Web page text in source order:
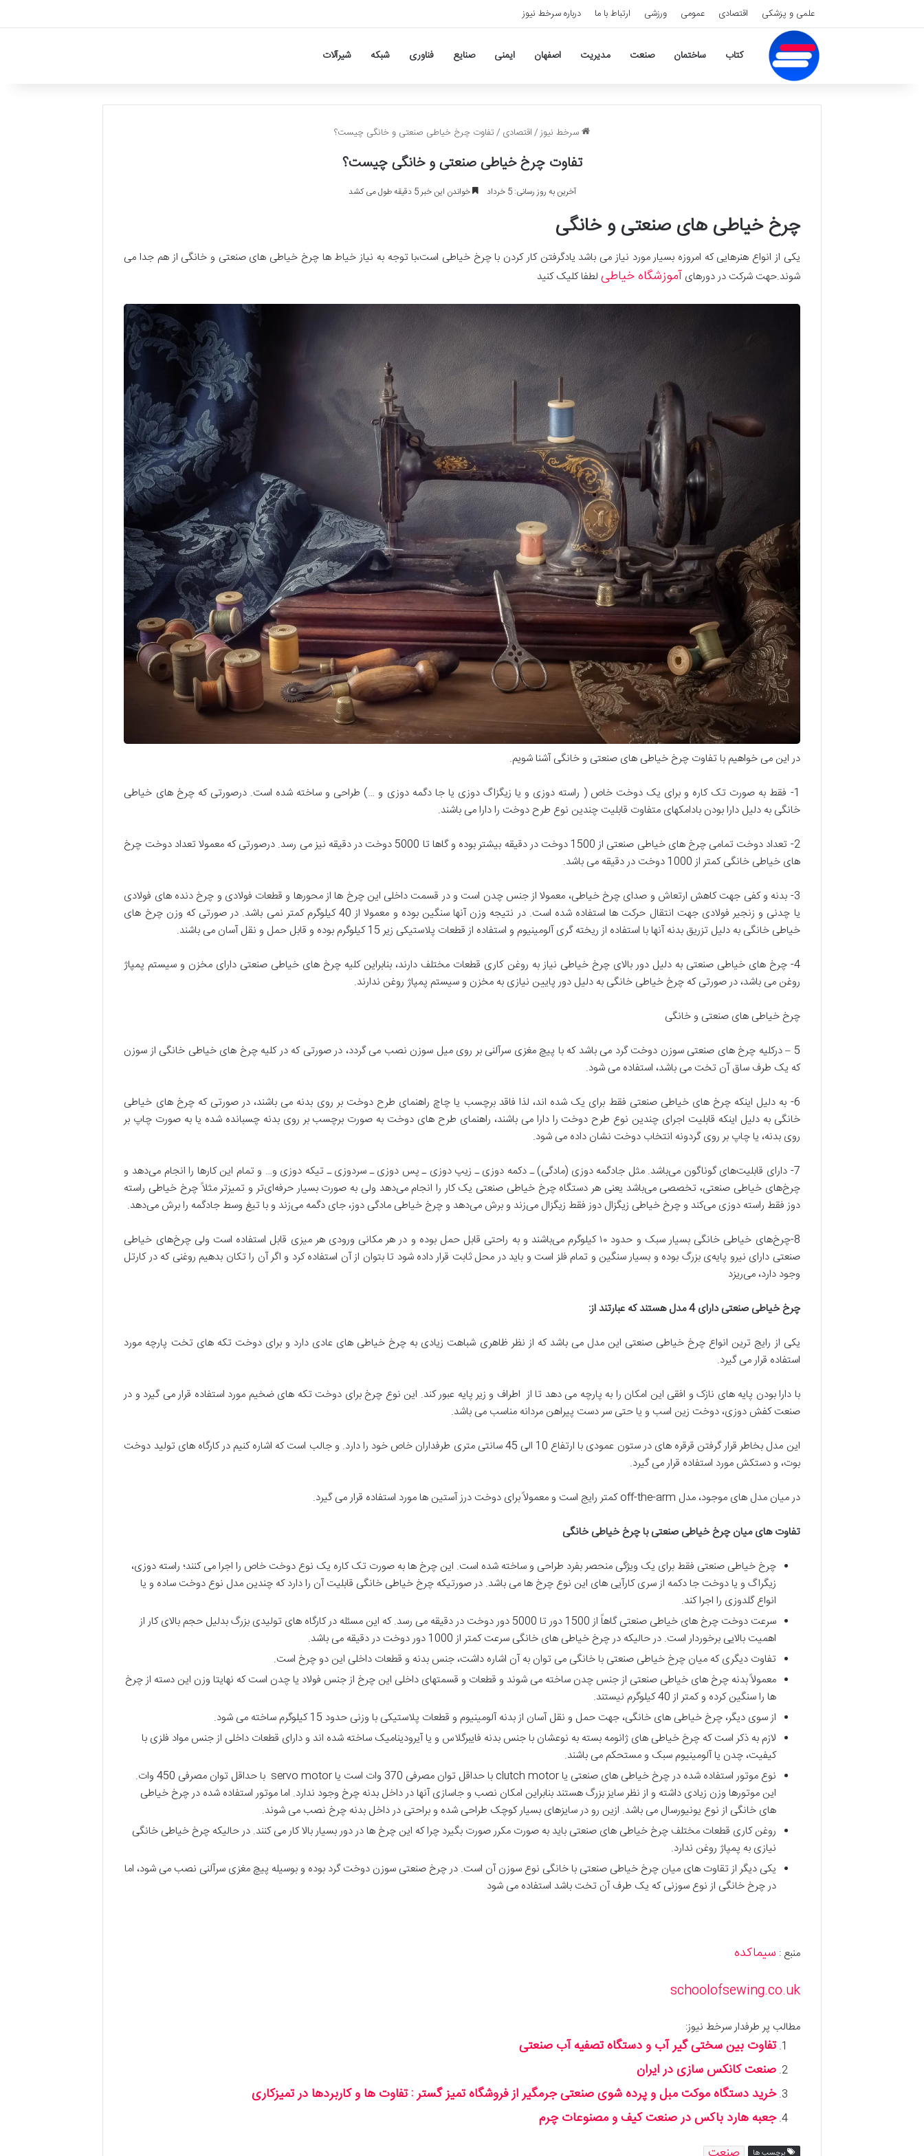
علمی و پزشکی اقتصادی عمومی ورزشی ارتباط با ما درباره سرخط نیوز
کتاب ساختمان صنعت مدیریت اصفهان ایمنی صنایع فناوری شبکه شیرآلات
سرخط نیوز/اقتصادی /تفاوت چرخ خیاطی صنعتی و خانگی چیست؟
تفاوت چرخ خیاطی صنعتی و خانگی چیست؟
آخرین به روز رسانی: 5 خرداد خواندن این خبر 5 دقیقه طول می کشد
چرخ خیاطی های صنعتی و خانگی
یکی از انواع هنرهایی که امروزه بسیار مورد نیاز می باشد یادگرفتن کار کردن با چرخ خیاطی است،با توجه به نیاز خیاط ها چرخ خیاطی های صنعتی و خانگی از هم جدا می
شوند.حهت شرکت در دورهایآموزشگاه خیاطی لطفا کلیک کنید
در این می خواهیم با تفاوت چرخ خیاطی های صنعتی و خانگی آشنا شویم.
1- فقط به صورت تک کاره و برای یک دوخت خاص ( راسته دوزی و یا زیگزاگ دوزی یا جا دگمه دوزی و …) طراحی و ساخته شده است. درصورتی که چرخ های خیاطی
خانگی به دلیل دارا بودن بادامکهای متفاوت قابلیت چندین نوع طرح دوخت را دارا می باشند.
2- تعداد دوخت تمامی چرخ های خیاطی صنعتی از 1500 دوخت در دقیقه بیشتر بوده و گاها تا 5000 دوخت در دقیقه نیز می رسد. درصورتی که معمولا تعداد دوخت چرخ
های خیاطی خانگی کمتر از 1000 دوخت در دقیقه می باشد.
3- بدنه و کفی جهت کاهش ارتعاش و صدای چرخ خیاطی، معمولا از جنس چدن است و در قسمت داخلی این چرخ ها از محورها و قطعات فولادی و چرخ دنده های فولادی
یا چدنی و زنجیر فولادی جهت انتقال حرکت ها استفاده شده است. در نتیجه وزن آنها سنگین بوده و معمولا از 40 کیلوگرم کمتر نمی باشد. در صورتی که وزن چرخ های
خیاطی خانگی به دلیل تزریق بدنه آنها با استفاده از ریخته گری آلومینیوم و استفاده از قطعات پلاستیکی زیر 15 کیلوگرم بوده و قابل حمل و نقل آسان می باشند.
4- چرخ های خیاطی صنعتی به دلیل دور بالای چرخ خیاطی نیاز به روغن کاری قطعات مختلف دارند، بنابراین کلیه چرخ های خیاطی صنعتی دارای مخزن و سیستم پمپاژ
روغن می باشد، در صورتی که چرخ خیاطی خانگی به دلیل دور پایین نیازی به مخزن و سیستم پمپاژ روغن ندارند.
چرخ خیاطی های صنعتی و خانگی
5 – درکلیه چرخ های صنعتی سوزن دوخت گرد می باشد که با پیچ مغزی سرآلنی بر روی میل سوزن نصب می گردد، در صورتی که در کلیه چرخ های خیاطی خانگی از سوزن
که یک طرف ساق آن تخت می باشد، استفاده می شود.
6- به دلیل اینکه چرخ های خیاطی صنعتی فقط برای یک شده اند، لذا فاقد برچسب یا چاچ راهنمای طرح دوخت بر روی بدنه می باشند، در صورتی که چرخ های خیاطی
خانگی به دلیل اینکه قابلیت اجرای چندین نوع طرح دوخت را دارا می باشند، راهنمای طرح های دوخت به صورت برچسب بر روی بدنه چسبانده شده یا به صورت چاپ بر
روی بدنه، یا چاپ بر روی گردونه انتخاب دوخت نشان داده می شود.
7- دارای قابلیت‌های گوناگون می‌باشد. مثل جادگمه دوزی (مادگی) ـ دکمه دوزی ـ زیپ دوزی ـ پس دوزی ـ سردوزی ـ تیکه دوزی و… و تمام این کارها را انجام می‌دهد و
چرخ‌های خیاطی صنعتی، تخصصی می‌باشد یعنی هر دستگاه چرخ خیاطی صنعتی یک کار را انجام می‌دهد ولی به صورت بسیار حرفه‌ای‌تر و تمیزتر مثلاً چرخ خیاطی راسته
دوز فقط راسته دوزی می‌کند و چرخ خیاطی زیگزال دوز فقط زیگزال می‌زند و برش می‌دهد و چرخ خیاطی مادگی دوز، جای دگمه می‌زند و با تیغ وسط جادگمه را برش می‌دهد.
8-چرخ‌های خیاطی خانگی بسیار سبک و حدود ۱۰ کیلوگرم می‌باشند و به راحتی قابل حمل بوده و در هر مکانی ورودی هر میزی قابل استفاده است ولی چرخ‌های خیاطی
صنعتی دارای نیرو پایه‌ی بزرگ بوده و بسیار سنگین و تمام فلز است و باید در محل ثابت قرار داده شود تا بتوان از آن استفاده کرد و اگر آن را تکان بدهیم روغنی که در کارتل
وجود دارد، می‌ریزد
چرخ خیاطی صنعتی دارای 4 مدل هستند که عبارتند از
:
یکی از رایج ترین انواع چرخ خیاطی صنعتی این مدل می باشد که از نظر ظاهری شباهت زیادی به چرخ خیاطی های عادی دارد و برای دوخت تکه های تخت پارچه مورد
استفاده قرار می گیرد.
با دارا بودن پایه های نازک و افقی این امکان را به پارچه می دهد تا از اطراف و زیر پایه عبور کند. این نوع چرخ برای دوخت تکه های ضخیم مورد استفاده قرار می گیرد و در
صنعت کفش دوزی، دوخت زین اسب و یا حتی سر دست پیراهن مردانه مناسب می باشد.
این مدل بخاطر قرار گرفتن قرقره های در ستون عمودی با ارتفاع 10 الی 45 سانتی متری طرفداران خاص خود را دارد. و جالب است که اشاره کنیم در کارگاه های تولید دوخت
بوت، و دستکش مورد استفاده قرار می گیرد.
در میان مدل های موجود، مدل off-the-arm کمتر رایج است و معمولاً برای دوخت درز آستین ها مورد استفاده قرار می گیرد.
تفاوت های میان چرخ خیاطی صنعتی با چرخ خیاطی خانگی
چرخ خیاطی صنعتی فقط برای یک ویژگی منحصر بفرد طراحی و ساخته شده است. این چرخ ها به صورت تک کاره یک نوع دوخت خاص را اجرا می کنند؛ راسته دوزی،
زیگراگ و یا دوخت جا دکمه از سری کارآیی های این نوع چرخ ها می باشد. در صورتیکه چرخ خیاطی خانگی قابلیت آن را دارد که چندین مدل نوع دوخت ساده و یا
انواع گلدوزی را اجرا کند.
سرعت دوخت چرخ های خیاطی صنعتی گاهاً از 1500 دور تا 5000 دور دوخت در دقیقه می رسد. که این مسئله در کارگاه های تولیدی بزرگ بدلیل حجم بالای کار از
اهمیت بالایی برخوردار است. در حالیکه در چرخ خیاطی های خانگی سرعت کمتر از 1000 دور دوخت در دقیقه می باشد.
تفاوت دیگری که میان چرخ خیاطی صنعتی با خانگی می توان به آن اشاره داشت، جنس بدنه و قطعات داخلی این دو چرخ است.
معمولاً بدنه چرخ های خیاطی صنعتی از جنس چدن ساخته می شوند و قطعات و قسمتهای داخلی این چرخ از جنس فولاد یا چدن است که نهایتا وزن این دسته از چرخ
ها را سنگین کرده و کمتر از 40 کیلوگرم نیستند.
از سوی دیگر، چرخ خیاطی های خانگی، جهت حمل و نقل آسان از بدنه آلومینیوم و قطعات پلاستیکی با وزنی حدود 15 کیلوگرم ساخته می شود.
لازم به ذکر است که چرخ خیاطی های ژانومه بسته به نوعشان با جنس بدنه فایبرگلاس و یا آیرودینامیک ساخته شده اند و دارای قطعات داخلی از جنس مواد فلزی با
کیفیت، چدن یا آلومینیوم سبک و مستحکم می باشند.
نوع موتور استفاده شده در چرخ خیاطی های صنعتی یا clutch motor با حداقل توان مصرفی 370 وات است یا servo motor با حداقل توان مصرفی 450 وات.
این موتورها وزن زیادی داشته و از نظر سایز بزرگ هستند بنابراین امکان نصب و جاسازی آنها در داخل بدنه چرخ وجود ندارد. اما موتور استفاده شده در چرخ خیاطی
های خانگی از نوع یونیورسال می باشد. ازین رو در سایزهای بسیار کوچک طراحی شده و براحتی در داخل بدنه چرخ نصب می شوند.
روغن کاری قطعات مختلف چرخ خیاطی های صنعتی باید به صورت مکرر صورت بگیرد چرا که این چرخ ها در دور بسیار بالا کار می کنند. در حالیکه چرخ خیاطی خانگی
نیازی به پمپاژ روغن ندارد.
یکی دیگر از تقاوت های میان چرخ خیاطی صنعتی با خانگی نوع سوزن آن است. در چرخ صنعتی سوزن دوخت گرد بوده و بوسیله پیچ مغزی سرآلنی نصب می شود، اما
در چرخ خانگی از نوع سوزنی که یک طرف آن تخت باشد استفاده می شود
منبع : سیماکده
schoolofsewing.co.uk
مطالب پر طرفدار سرخط نیوز:
تفاوت بین سختی گیر آب و دستگاه تصفیه آب صنعتی
صنعت کانکس سازی در ایران
خرید دستگاه موکت مبل و پرده شوی صنعتی جرمگیر از فروشگاه تمیز گستر : تفاوت ها و کاربردها در تمیزکاری
جعبه هارد باکس در صنعت کیف و مصنوعات چرم
برچسب ها